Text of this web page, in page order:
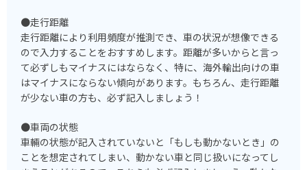
●走行距離
走行距離により利用頻度が推測でき、車の状況が想像できる
ので入力することをおすすめします。距離が多いからと言っ
て必ずしもマイナスにはならなく、特に、海外輸出向けの車
はマイナスにならない傾向があります。もちろん、走行距離
が少ない車の方も、必ず記入しましょう！
●車両の状態
車輛の状態が記入されていないと「もしも動かないとき」の
ことを想定されてしまい、動かない車と同じ扱いになってし